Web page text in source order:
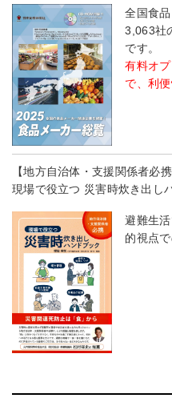
全国食
3,063社
です。
有料オ
で、利
【地方自治体・支援関係者必携
現場で役立つ 災害時炊き出し
避難生
的視点